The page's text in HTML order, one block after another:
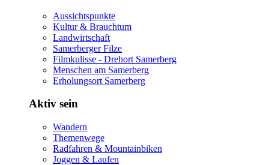
Aussichtspunkte
Kultur & Brauchtum
Landwirtschaft
Samerberger Filze
Filmkulisse - Drehort Samerberg
Menschen am Samerberg
Erholungsort Samerberg
Aktiv sein
Wandern
Themenwege
Radfahren & Mountainbiken
Joggen & Laufen